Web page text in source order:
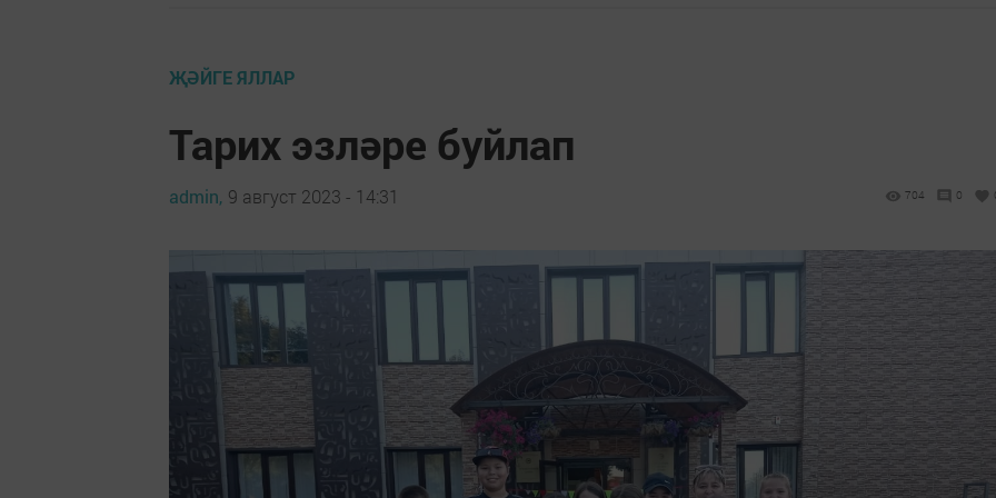
ҖӘЙГЕ ЯЛЛАР
Тарих эзләре буйлап
admin, 9 август 2023 - 14:31 704 0